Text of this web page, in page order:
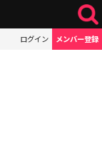
ログイン メンバー登録